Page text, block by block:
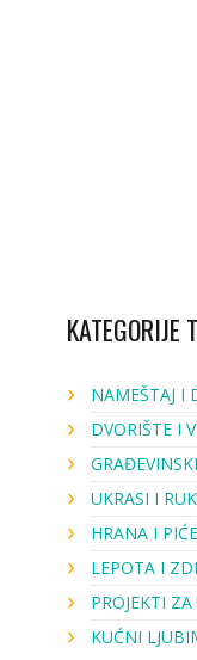
KATEGORIJE
NAMEŠTAJ I
DVORIŠTE I
UKRASI I
HRANA I PIĆE
LEPOTA I
PROJEKTI
KUĆNI